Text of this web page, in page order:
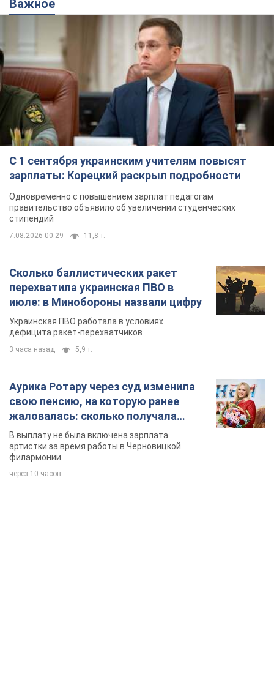
Важное
С 1 сентября украинским учителям повысят
зарплаты: Корецкий раскрыл подробности
Одновременно с повышением зарплат педагогам
правительство объявило об увеличении студенческих
стипендий
7.08.2026 00:29 11,8 т.
Сколько баллистических ракет
перехватила украинская ПВО в
июле: в Минобороны назвали цифру
Украинская ПВО работала в условиях
дефицита ракет-перехватчиков
3 часа назад 5,9 т.
Аурика Ротару через суд изменила
свою пенсию, на которую ранее
жаловалась: сколько получала
певица
В выплату не была включена зарплата
артистки за время работы в Черновицкой
филармонии
через 10 часов